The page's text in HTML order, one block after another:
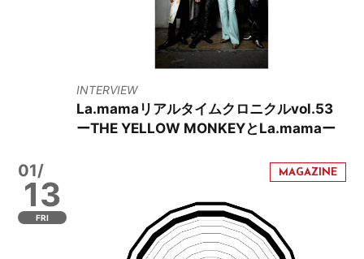
INTERVIEW
La.mamaリアルタイムクロニクルvol.53
ーTHE YELLOW MONKEYとLa.mamaー
01/
13
FRI